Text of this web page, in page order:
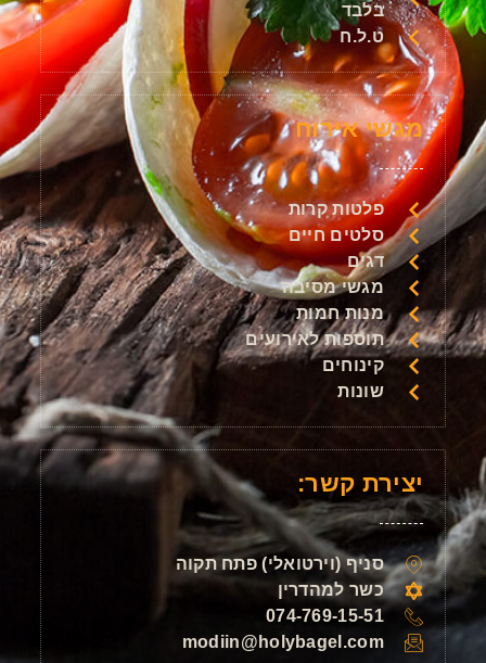
יצירת קשר:
סניף (וירטואלי) פתח תקוה
כשר למהדרין
074-769-15-51
modiin@holybagel.com
מגשי אירוח
פלטות קרות
סלטים חיים
דגים
מגשי מסיבה
מנות חמות
תוספות לאירועים
קינוחים
שונות
בלבד
ט.ל.ח